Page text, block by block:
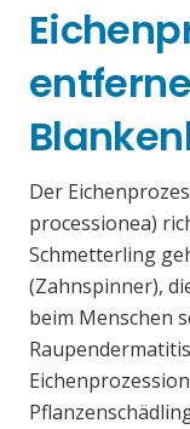
Der
processionea)
Schmetterling
(Zahnspinner),
beim Menschen